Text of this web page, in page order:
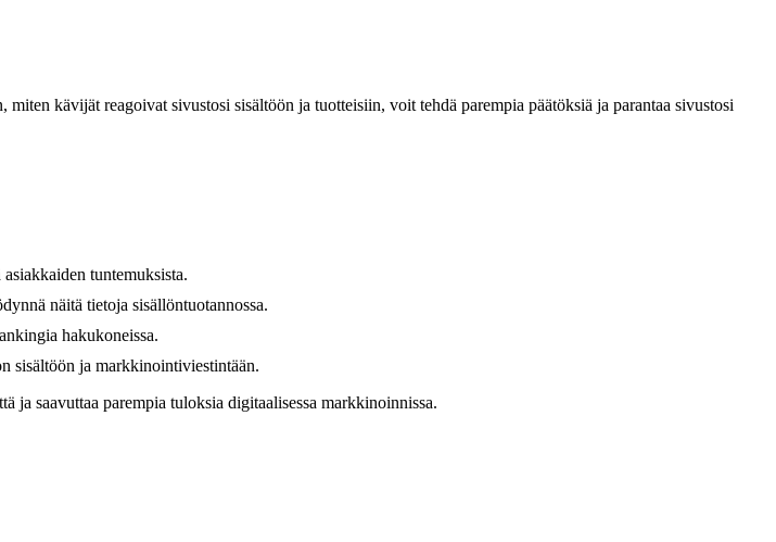
kävijät reagoivat sivustosi sisältöön ja tuotteisiin, voit tehdä parempia päätöksiä ja parantaa sivustosi
tuntemuksista.
näitä tietoja sisällöntuotannossa.
hakukoneissa.
sisältöön ja markkinointiviestintään.
ja saavuttaa parempia tuloksia digitaalisessa markkinoinnissa.